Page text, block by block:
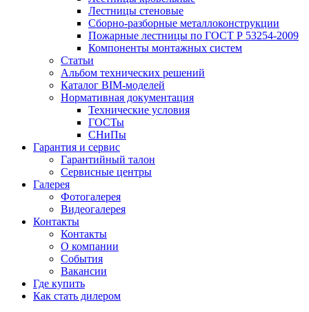
Лестницы стеновые
Сборно-разборные металлоконструкции
Пожарные лестницы по ГОСТ Р 53254-2009
Компоненты монтажных систем
Статьи
Альбом технических решений
Каталог BIM-моделей
Нормативная документация
Технические условия
ГОСТы
СНиПы
Гарантия и сервис
Гарантийный талон
Сервисные центры
Галерея
Фотогалерея
Видеогалерея
Контакты
Контакты
О компании
События
Вакансии
Где купить
Как стать дилером